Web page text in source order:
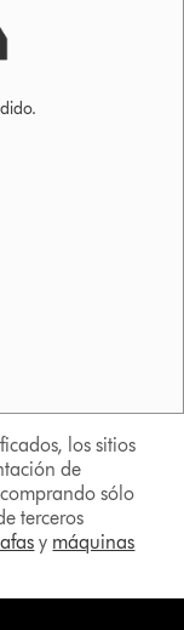
los sitios
de
sólo
terceros
y máquinas